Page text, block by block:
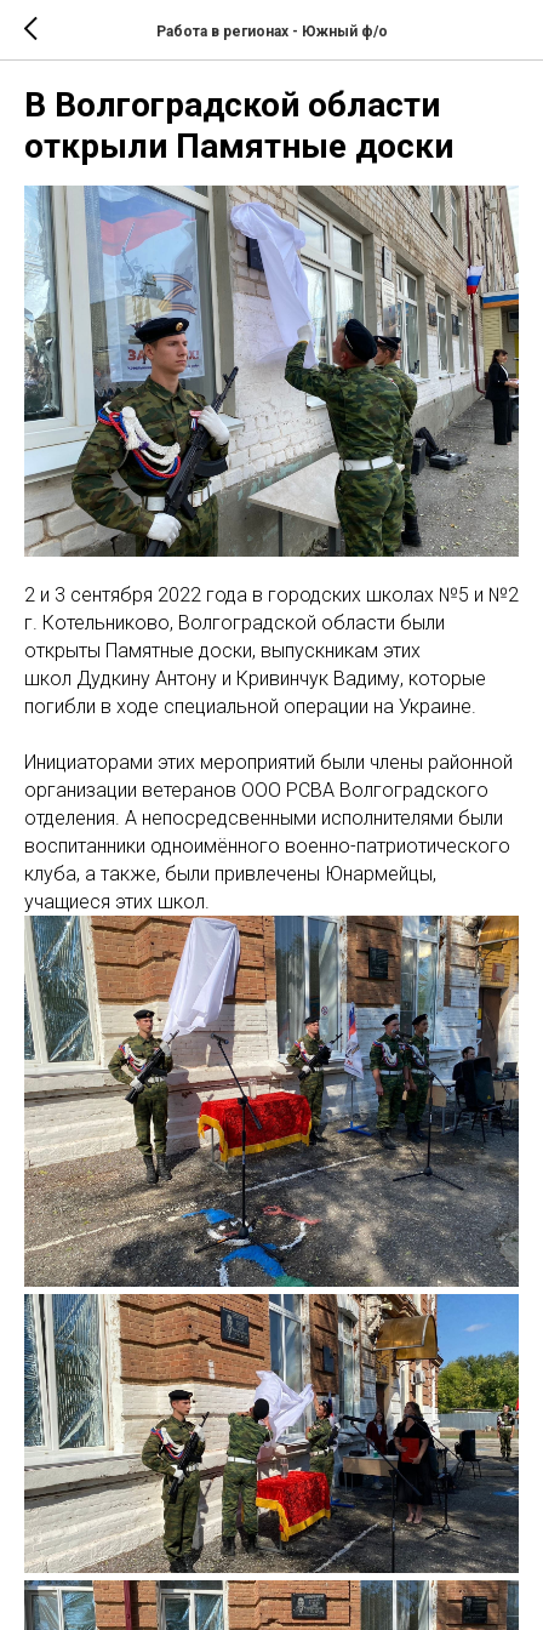
Работа в регионах - Южный ф/о
В Волгоградской области
открыли Памятные доски
2 и 3 сентября 2022 года в городских школах №5 и №2
г. Котельниково, Волгоградской области были
открыты Памятные доски, выпускникам этих
школ Дудкину Антону и Кривинчук Вадиму, которые
погибли в ходе специальной операции на Украине.
Инициаторами этих мероприятий были члены районной
организации ветеранов ООО РСВА Волгоградского
отделения. А непосредсвенными исполнителями были
воспитанники одноимённого военно-патриотического
клуба, а также, были привлечены Юнармейцы,
учащиеся этих школ.